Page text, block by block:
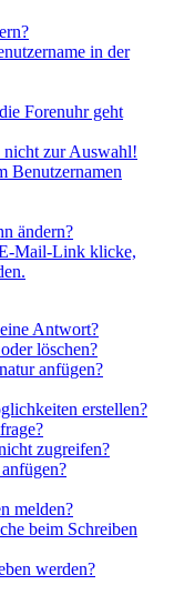
in der
Forenuhr geht
nicht zur Auswahl!
Benutzernamen
ändern?
Mail-Link klicke,
Antwort?
löschen?
anfügen?
erstellen?
zugreifen?
melden?
beim Schreiben
werden?